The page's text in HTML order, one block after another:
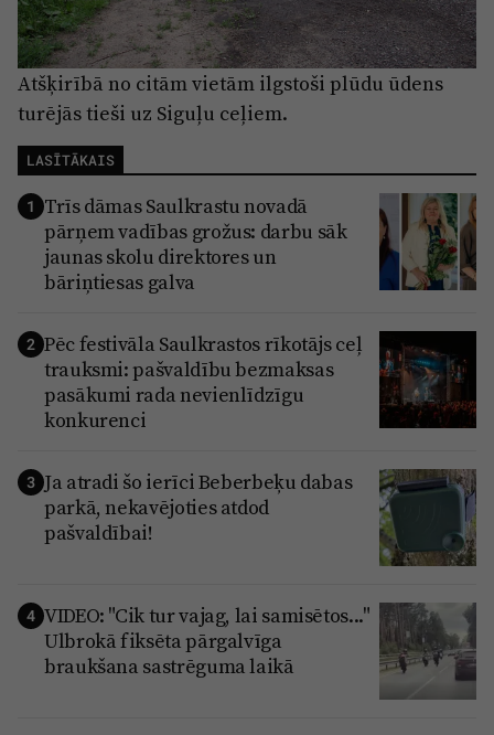
Atšķirībā no citām vietām ilgstoši plūdu ūdens
turējās tieši uz Siguļu ceļiem.
LASĪTĀKAIS
1 Trīs dāmas Saulkrastu novadā
pārņem vadības grožus: darbu sāk
jaunas skolu direktores un
bāriņtiesas galva
2 Pēc festivāla Saulkrastos rīkotājs ceļ
trauksmi: pašvaldību bezmaksas
pasākumi rada nevienlīdzīgu
konkurenci
3 Ja atradi šo ierīci Beberbeķu dabas
parkā, nekavējoties atdod
pašvaldībai!
4 VIDEO: "Cik tur vajag, lai samisētos..."
Ulbrokā fiksēta pārgalvīga
braukšana sastrēguma laikā